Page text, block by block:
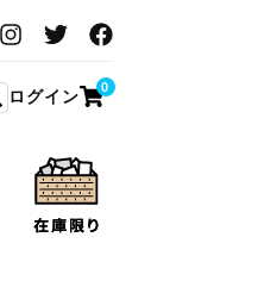
ログイン 0